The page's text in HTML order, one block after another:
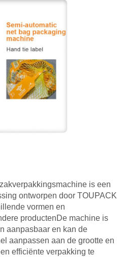
is een
ontworpen door TOUPACK
vormen en
productenDe machine is
aanpasbaar en kan de
aanpassen aan de grootte en
efficiënte verpakking te